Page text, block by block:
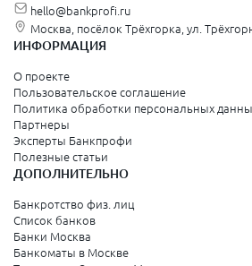
hello@bankprofi.ru
Москва, посёлок Трёхгорка, ул.
ИНФОРМАЦИЯ
О проекте
Пользовательское соглашение
Политика обработки персональных
Партнеры
Эксперты Банкпрофи
Полезные статьи
ДОПОЛНИТЕЛЬНО
Банкротство физ. лиц
Список банков
Банки Москва
Банкоматы в Москве